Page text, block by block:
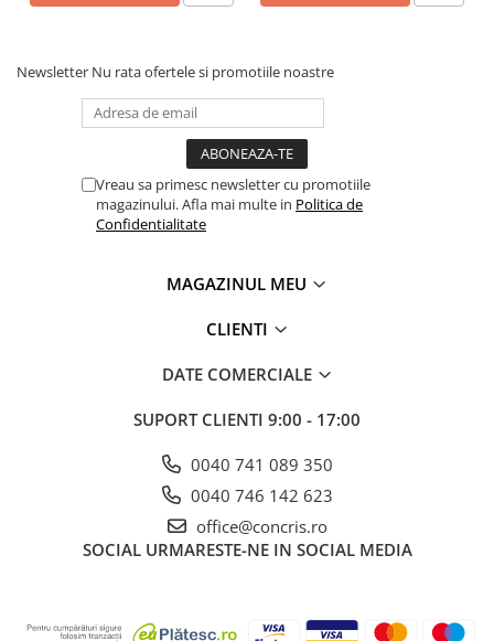
Newsletter Nu rata ofertele si promotiile noastre
Vreau sa primesc newsletter cu promotiile
magazinului. Afla mai multe in Politica de
Confidentialitate
MAGAZINUL MEU
CLIENTI
DATE COMERCIALE
SUPORT CLIENTI 9:00 - 17:00
0040 741 089 350
0040 746 142 623
office@concris.ro
SOCIAL URMARESTE-NE IN SOCIAL MEDIA